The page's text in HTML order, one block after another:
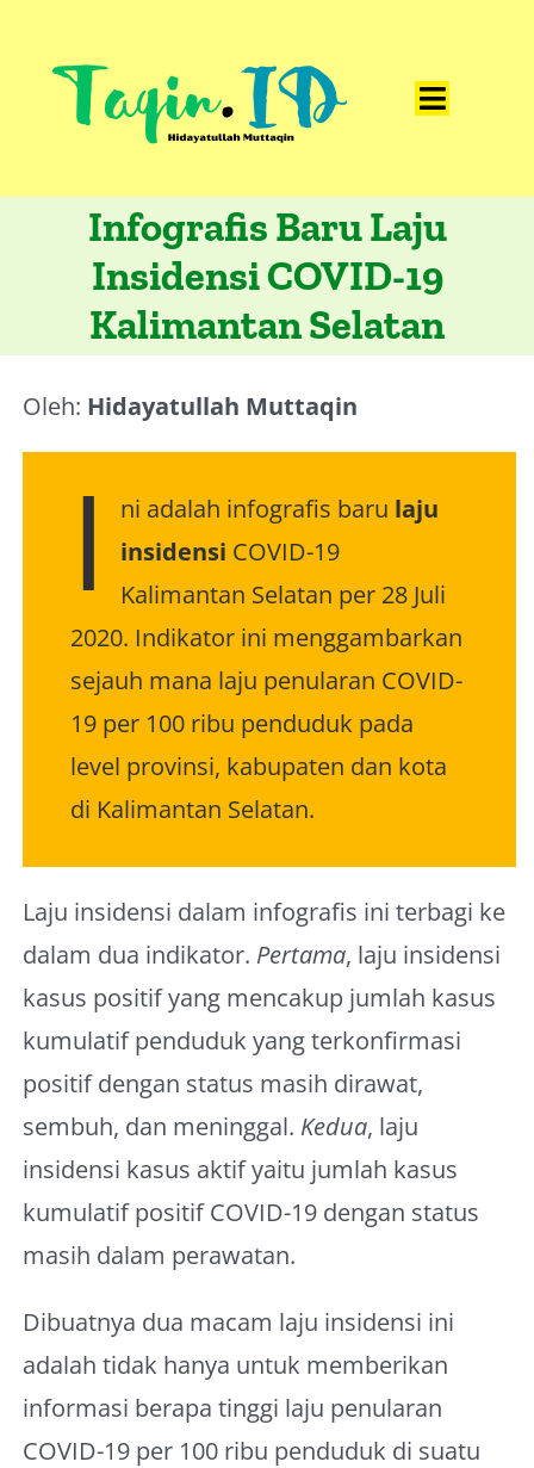
content
Toggle
Catatan
Artikel
Visualisasi
Infografis Baru Laju
Insidensi COVID-19
Kalimantan Selatan
Oleh: Hidayatullah Muttaqin
I ni adalah infografis baru laju
insidensi COVID-19
Kalimantan Selatan per 28 Juli
2020. Indikator ini menggambarkan
sejauh mana laju penularan COVID-
19 per 100 ribu penduduk pada
level provinsi, kabupaten dan kota
di Kalimantan Selatan.
Laju insidensi dalam infografis ini terbagi ke
dalam dua indikator. Pertama, laju insidensi
kasus positif yang mencakup jumlah kasus
kumulatif penduduk yang terkonfirmasi
positif dengan status masih dirawat,
sembuh, dan meninggal. Kedua, laju
insidensi kasus aktif yaitu jumlah kasus
kumulatif positif COVID-19 dengan status
masih dalam perawatan.
Dibuatnya dua macam laju insidensi ini
adalah tidak hanya untuk memberikan
informasi berapa tinggi laju penularan
COVID-19 per 100 ribu penduduk di suatu